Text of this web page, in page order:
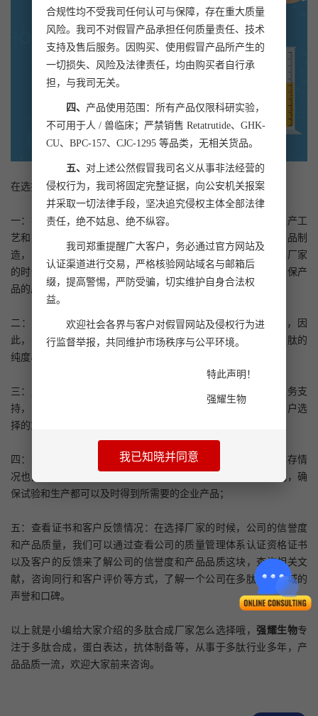
在选择多肽合成厂家时，需要考虑以下几个因素：
一：技术实力：优质的多肽生产厂家都应该具备优秀的产品生产工
艺和技术研发能力，可以根据客户需求提供个性化的服务和产品制
造，多肽生产的工艺复杂，涉及到多个步骤，所以我们在选择厂家
的时候，需要了解公司的生产工艺流程和技术研发功能，以确保产
品的质量和稳定性；
二：产品质量：多肽合成的质量直接影响到后续实验的结果，因
此，选择一个有良好质量控制体系的公司至关重要，包括对多肽的
纯度、结构、序列等方面的严格检测；
三：服务支持：一个优秀的多肽合成公司应该提供全方面的服务支
持，包括技术支持，订单处理等，良好的一个售后服务也是客户选
择的重要因素；
四：考虑供应能力：在选择多肽厂家的过程中，供应能力和库存情
况也是需要考虑的因素，了解多肽厂家的生产能力和供应情况，确
保试验和生产都可以及时得到所需要的企业产品；
五：查看证书和客户反馈情况： 在选择厂家的时候，公司的信誉度
和产品质量，我们可以通过查看公司的质量管理体系认证资格证书
以及客户的反馈来了解公司的信誉度和产品品质这块，查询相关文
献，咨询同行和客户评价等方式，了解一个公司在多肽合成领域的
声誉和口碑。
以上就是小编给大家介绍的多肽合成厂家怎么选择哦， 强耀生物专
注于多肽合成，蛋白表达，抗体制备等，从事于多肽行业多年，产
品品质一流，欢迎大家前来咨询。
合规性均不受我司任何认可与保障，存在重大质量
风险。我司不对假冒产品承担任何质量责任、技术
支持及售后服务。因购买、使用假冒产品所产生的
一切损失、风险及法律责任，均由购买者自行承
担，与我司无关。
四、 产品使用范围：所有产品仅限科研实验，
不可用于人 / 兽临床；严禁销售 Retatrutide、GHK-
CU、BPC-157、CJC-1295 等品类，无相关货品。
五、 对上述公然假冒我司名义从事非法经营的
侵权行为，我司将固定完整证据，向公安机关报案
并采取一切法律手段，坚决追究侵权主体全部法律
责任，绝不姑息、绝不纵容。
我司郑重提醒广大客户，务必通过官方网站及
认证渠道进行交易，严格核验网站域名与邮箱后
缀，提高警惕，严防受骗，切实维护自身合法权
益。
欢迎社会各界与客户对假冒网站及侵权行为进
行监督举报，共同维护市场秩序与公平环境。
特此声明！
强耀生物
我已知晓并同意